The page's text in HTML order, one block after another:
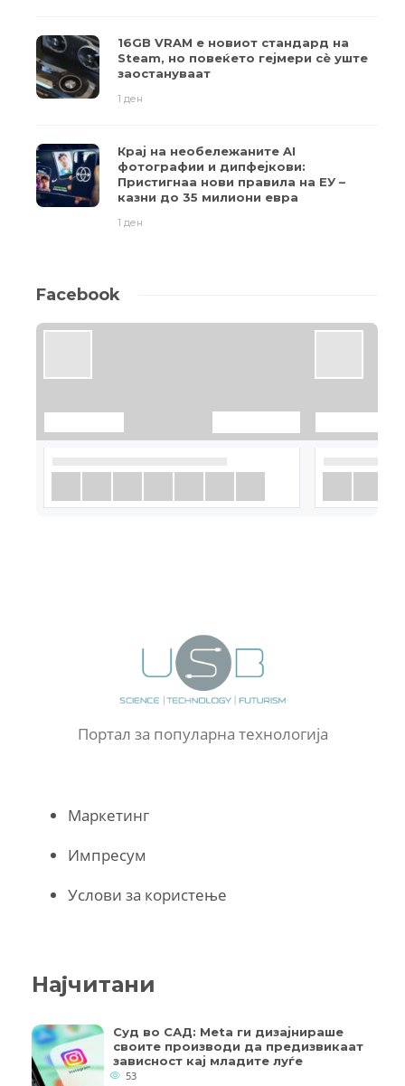
16GB VRAM е новиот стандард на
Steam, но повеќето гејмери ​​сè уште
заостануваат
1 ден
Крај на необележаните AI
фотографии и дипфејкови:
Пристигнаа нови правила на ЕУ –
казни до 35 милиони евра
1 ден
Facebook
Портал за популарна технологија
Маркетинг
Импресум
Услови за користење
Најчитани
Суд во САД: Meta ги дизајнираше
своите производи да предизвикаат
зависност кај младите луѓе
53